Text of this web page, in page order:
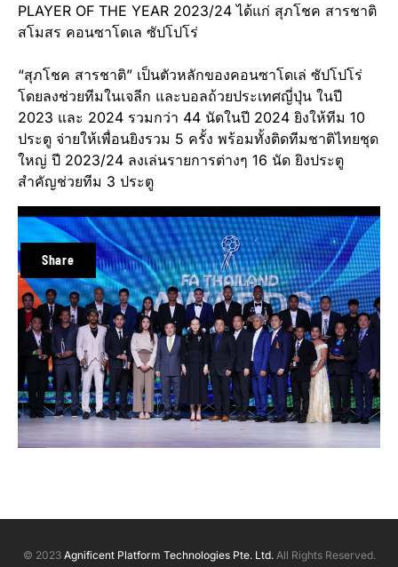
Share
PLAYER OF THE YEAR 2023/24 ได้แก่ สุภโชค สารชาติ
สโมสร คอนซาโดเล ซัปโปโร่
“สุภโชค สารชาติ” เป็นตัวหลักของคอนซาโดเล่ ซัปโปโร่
โดยลงช่วยทีมในเจลีก และบอลถ้วยประเทศญี่ปุ่น ในปี
2023 และ 2024 รวมกว่า 44 นัดในปี 2024 ยิงให้ทีม 10
ประตู จ่ายให้เพื่อนยิงรวม 5 ครั้ง พร้อมทั้งติดทีมชาติไทยชุด
ใหญ่ ปี 2023/24 ลงเล่นรายการต่างๆ 16 นัด ยิงประตู
สำคัญช่วยทีม 3 ประตู
© 2023 Agnificent Platform Technologies Pte. Ltd.All Rights Reserved.